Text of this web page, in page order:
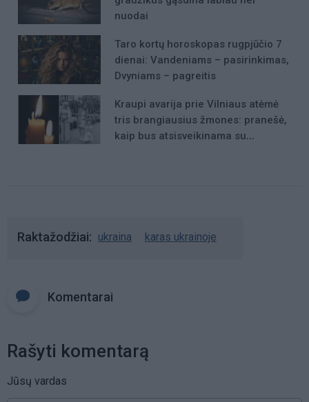
nuodai
Taro kortų horoskopas rugpjūčio 7
dienai: Vandeniams – pasirinkimas,
Dvyniams – pagreitis
Kraupi avarija prie Vilniaus atėmė
tris brangiausius žmones: pranešė,
kaip bus atsisveikinama su
Raktažodžiai ukraina karas ukrainoje
Komentarai
Rašyti komentarą
Jūsų vardas